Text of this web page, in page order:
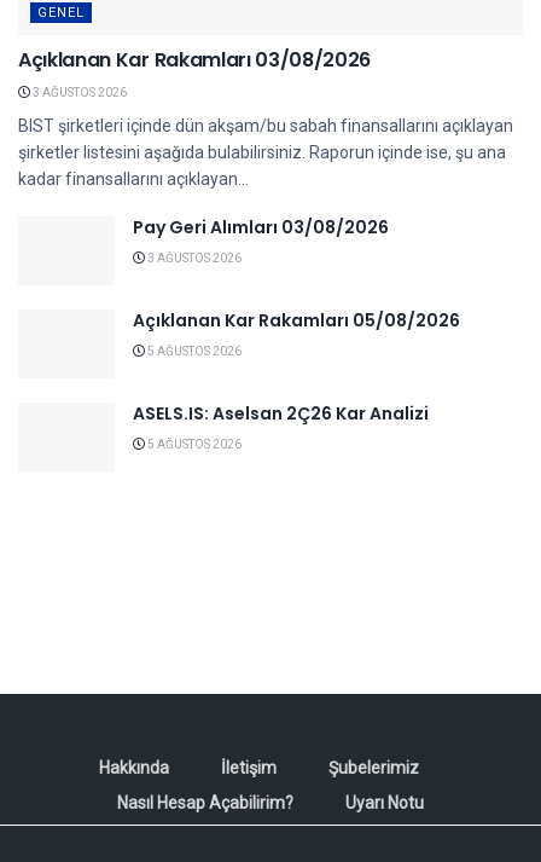
GENEL
Açıklanan Kar Rakamları 03/08/2026
3 AĞUSTOS 2026
BIST şirketleri içinde dün akşam/bu sabah finansallarını açıklayan
şirketler listesini aşağıda bulabilirsiniz. Raporun içinde ise, şu ana
kadar finansallarını açıklayan...
Pay Geri Alımları 03/08/2026
3 AĞUSTOS 2026
Açıklanan Kar Rakamları 05/08/2026
5 AĞUSTOS 2026
ASELS.IS: Aselsan 2Ç26 Kar Analizi
5 AĞUSTOS 2026
Hakkında İletişim
Şubelerimiz
Nasıl Hesap Açabilirim?
Uyarı Notu